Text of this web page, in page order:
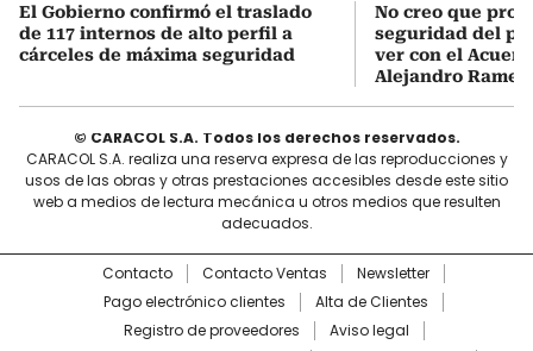
El Gobierno confirmó el traslado
de 117 internos de alto perfil a
cárceles de máxima seguridad
No creo que
seguridad del
ver con el
Alejandro
© CARACOL S.A. Todos los derechos reservados.
CARACOL S.A. realiza una reserva expresa de las reproducciones y
usos de las obras y otras prestaciones accesibles desde este sitio
web a medios de lectura mecánica u otros medios que resulten
adecuados.
Contacto Contacto Ventas
Newsletter
Pago electrónico clientes
Alta de Clientes
Registro de proveedores
Aviso legal